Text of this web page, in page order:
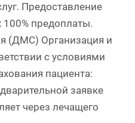
Предоставление
предоплаты.
(ДМС) Организация и
с условиями
пациента:
заявке
через лечащего